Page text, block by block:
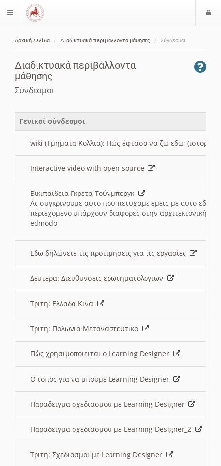
$langMenu
Αρχική Σελίδα Διαδικτυακά περιβάλλοντα μάθησης Σύνδεσμοι
Διαδικτυακά περιβάλλοντα
μάθησης
Σύνδεσμοι
Γενικοί σύνδεσμοι
wiki (Τμηματα Κολλια): Πώς έφτασα να ζω εδω; (ιστορια)
Interactive video with open source
Βικιπαιδεια Γκρετα Τούνμπεργκ
Ας συγκρινουμε αυτο που πετυχαμε εμεις με αυτο εδω
περιεχόμενο υπάρχουν διαφορες στην αρχιτεκτονική
edmodo
Εδω δηλώνετε τις προτιμήσεις για τις εργασίες
Δευτερα: Διευθυνσεις ερωτηματολογιων
Τριτη: Ελλαδα Κινα
Τριτη: Πολωνια Μεταναστευτικο
Πώς χρησιμοποιειται ο Learning Designer
O τοπος για να μπουμε Learning Designer
Παραδειγμα σχεδιασμου με Learning Designer
Παραδειγμα σχεδιασμου με Learning Designer_2
Τριτη: Σχεδιασμοι με Learning Designer